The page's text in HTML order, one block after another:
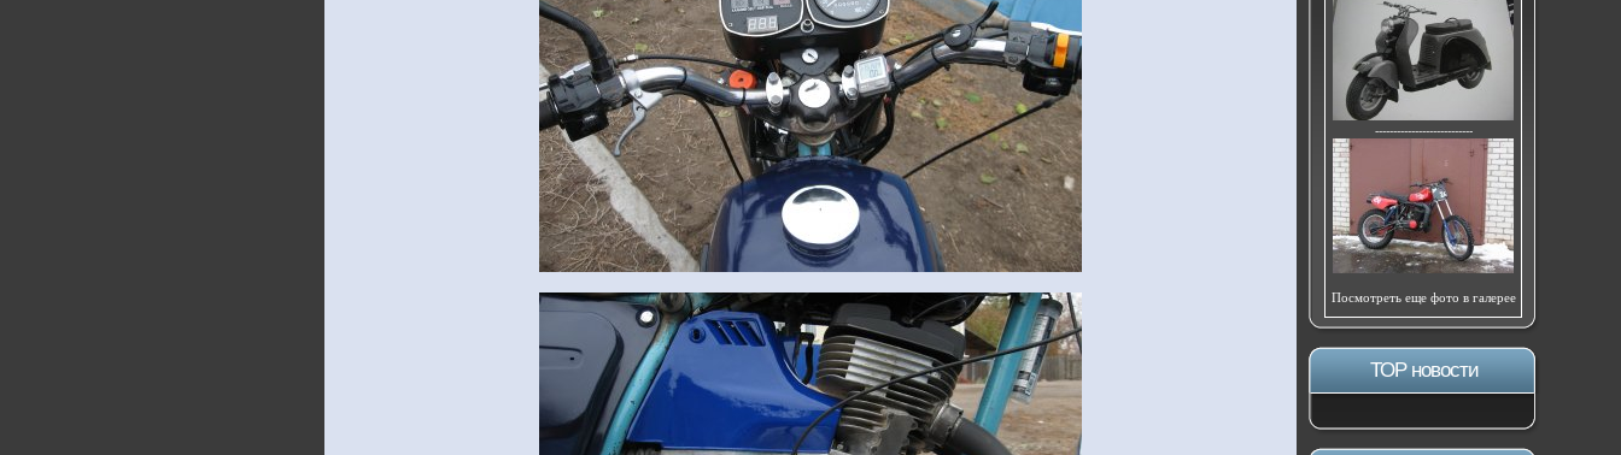
---------------------------
Посмотреть еще фото в галерее
ТОР новости